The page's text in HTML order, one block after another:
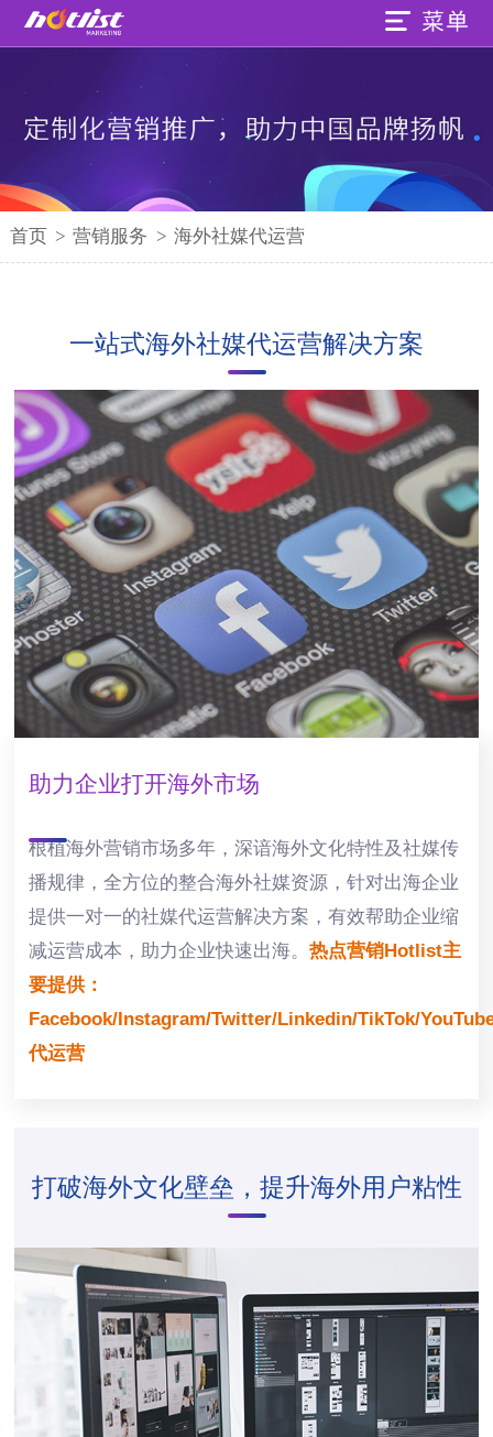
首页 > 营销服务 > 海外社媒代运营
一站式海外社媒代运营解决方案
助力企业打开海外市场
根植海外营销市场多年，深谙海外文化特性及社媒传
播规律，全方位的整合海外社媒资源，针对出海企业
提供一对一的社媒代运营解决方案，有效帮助企业缩
减运营成本，助力企业快速出海。热点营销Hotlist主
要提供：
Facebook/Instagram/Twitter/Linkedin/TikTok/
代运营
打破海外文化壁垒，提升海外用户粘性